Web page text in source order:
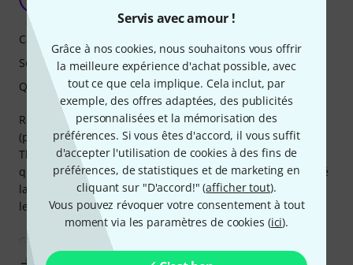
Servis avec amour !
Grâce à nos cookies, nous souhaitons vous offrir
la meilleure expérience d'achat possible, avec
tout ce que cela implique. Cela inclut, par
exemple, des offres adaptées, des publicités
personnalisées et la mémorisation des
préférences. Si vous êtes d'accord, il vous suffit
d'accepter l'utilisation de cookies à des fins de
préférences, de statistiques et de marketing en
cliquant sur "D'accord!" (afficher tout).
Vous pouvez révoquer votre consentement à tout
moment via les paramètres de cookies (ici).
Reçue avec un problème de vernis poncé vers la rosace
(pour faire disparaitre une inclusion dans le vernis),
Thomann m'a proposé de la retourner, mais finalement
quelques coups de polish à la mèche de coton ont redonné
la brillance, et la pose d'un golpeador (indispensable pour
le flamenco) a fait disparaitre l'inclusion !
Guitare jolie, facile à jouer
Caractéristiques
Son
Qualité de fabrication